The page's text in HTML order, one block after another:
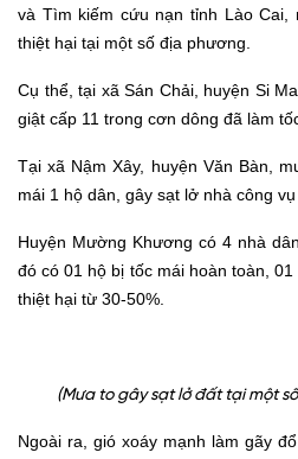
và Tìm kiếm cứu nạn tỉnh Lào Cai,
thiệt hại tại một số địa phương.
Cụ thể, tại xã Sán Chải, huyện Si
giật cấp 11 trong cơn dông đã làm
Tại xã Nậm Xây, huyện Văn Bàn,
mái 1 hộ dân, gây sạt lở nhà công
Huyện Mường Khương có 4 nhà
đó có 01 hộ bị tốc mái hoàn toàn,
thiệt hại từ 30-50%.
(Mưa to gây sạt lở đất tại một
Ngoài ra, gió xoáy mạnh làm gãy